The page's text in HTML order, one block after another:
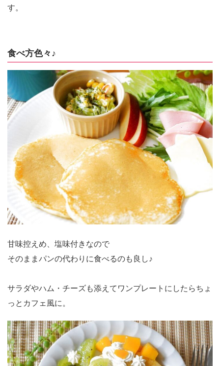
す。
食べ方色々♪
甘味控えめ、塩味付きなので
そのままパンの代わりに食べるのも良し♪
サラダやハム・チーズも添えてワンプレートにしたらちょ
っとカフェ風に。